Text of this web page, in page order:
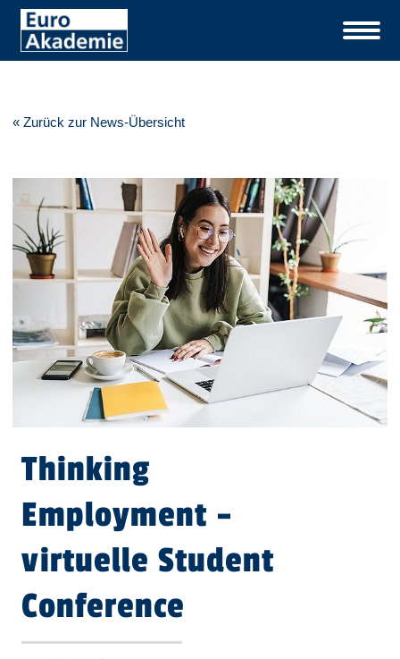
« Zurück zur News-Übersicht
Thinking
Employment –
virtuelle Student
Conference